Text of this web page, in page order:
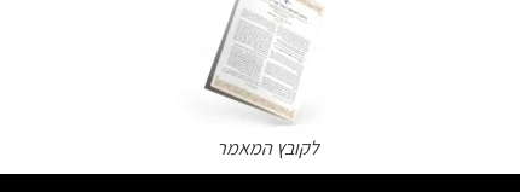
לקובץ המאמר